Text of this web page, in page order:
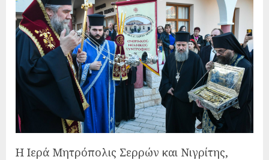
Η Ιερά Μητρόπολις Σερρών και Νιγρίτης,